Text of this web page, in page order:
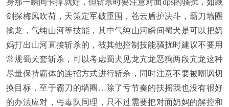
剑探梅风吹荷，天策定军破重围，苍云盾护决斗，霸刀墙圈
擒龙，气纯山河等技能，其中气纯山河瞬间蜀犬是可以把奶
妈打出山河直接斩杀的，被其他控制技能骚扰时建议不要用
常规蜀犬套斩杀，可以考虑蜀犬见龙亢龙恶狗两段亢龙这种
尽量保持霸体的连招方式进行斩杀，同时注意不要被嘲讽切
换目标，至于霸刀的墙圈…除了亏节奏的扶摇我也没有很好
的办法应对，丐毒队同理，只不过需要把对面奶妈的解控和